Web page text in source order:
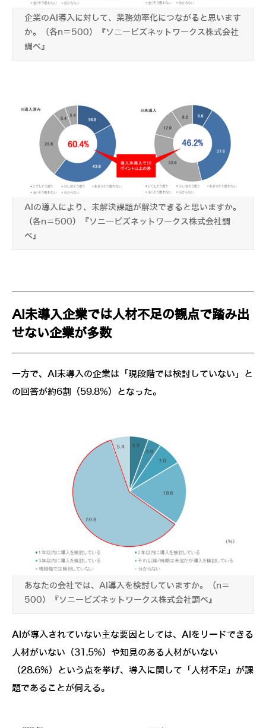
企業のAI導入に対して、業務効率化につながると思います
か。（各n＝500）『ソニービズネットワークス株式会社
調べ』
AIの導入により、未解決課題が解決できると思いますか。
（各n＝500）『ソニービズネットワークス株式会社調
べ』
AI未導入企業では人材不足の観点で踏み出
せない企業が多数
一方で、AI未導入の企業は「現段階では検討していない」と
の回答が約6割（59.8%）となった。
あなたの会社では、AI導入を検討していますか。（n＝
500）『ソニービズネットワークス株式会社調べ』
AIが導入されていない主な要因としては、AIをリードできる
人材がいない（31.5%）や知見のある人材がいない
（28.6%）という点を挙げ、導入に関して「人材不足」が課
題であることが伺える。